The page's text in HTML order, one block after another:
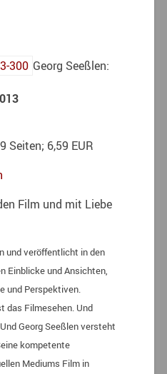
Georg Seeßlen:
Seiten; 6,59 EUR
Film und mit Liebe
und veröffentlicht in den
Einblicke und Ansichten,
und Perspektiven.
das Filmesehen. Und
Georg Seeßlen versteht
kompetente
Mediums Film in